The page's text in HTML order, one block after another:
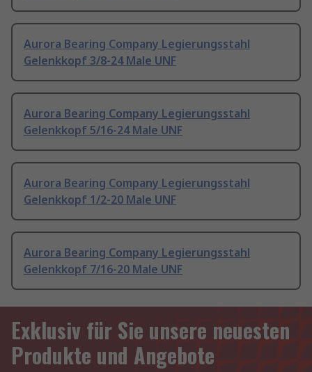
Aurora Bearing Company Legierungsstahl
Gelenkkopf 3/8-24 Male UNF
Aurora Bearing Company Legierungsstahl
Gelenkkopf 5/16-24 Male UNF
Aurora Bearing Company Legierungsstahl
Gelenkkopf 1/2-20 Male UNF
Aurora Bearing Company Legierungsstahl
Gelenkkopf 7/16-20 Male UNF
Exklusiv für Sie unsere neuesten
Produkte und Angebote